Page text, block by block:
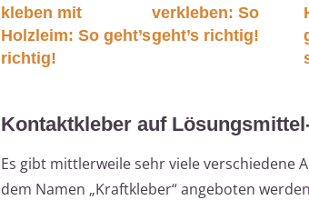
kleben mit
Holzleim: So geht’s
richtig!
verkleben: So
geht’s richtig!
Kontaktkleber auf
Es gibt mittlerweile sehr viele verschiedene
dem Namen „Kraftkleber“ angeboten